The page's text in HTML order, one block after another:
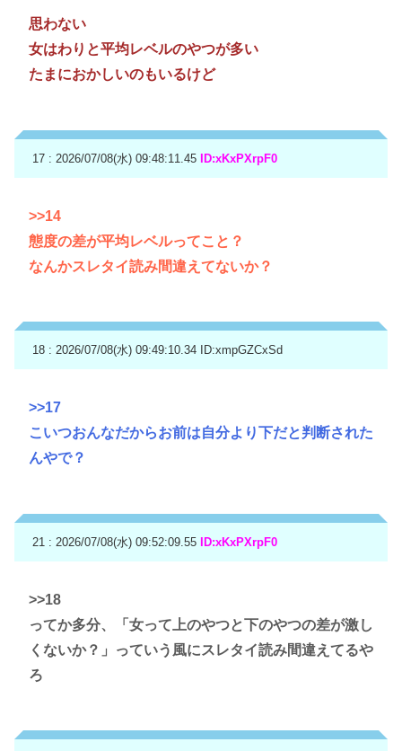
思わない
女はわりと平均レベルのやつが多い
たまにおかしいのもいるけど
17 : 2026/07/08(水) 09:48:11.45 ID:xKxPXrpF0
>>14
態度の差が平均レベルってこと？
なんかスレタイ読み間違えてないか？
18 : 2026/07/08(水) 09:49:10.34 ID:xmpGZCxSd
>>17
こいつおんなだからお前は自分より下だと判断された
んやで？
21 : 2026/07/08(水) 09:52:09.55 ID:xKxPXrpF0
>>18
ってか多分、「女って上のやつと下のやつの差が激し
くないか？」っていう風にスレタイ読み間違えてるや
ろ